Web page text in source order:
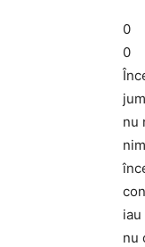
0
0
nu
nu